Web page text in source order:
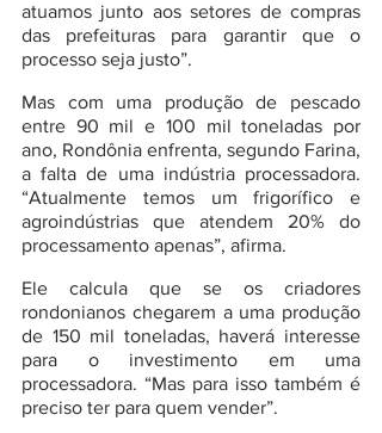
atuamos junto aos setores de compras
das prefeituras para garantir que o
processo seja justo”.
Mas com uma produção de pescado
entre 90 mil e 100 mil toneladas por
ano, Rondônia enfrenta, segundo Farina,
a falta de uma indústria processadora.
“Atualmente temos um frigorífico e
agroindústrias que atendem 20% do
processamento apenas”, afirma.
Ele calcula que se os criadores
rondonianos chegarem a uma produção
de 150 mil toneladas, haverá interesse
para o investimento em uma
processadora. “Mas para isso também é
preciso ter para quem vender”.